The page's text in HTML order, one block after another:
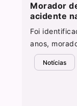
Morador
acidente
Foi
anos,
Notícias